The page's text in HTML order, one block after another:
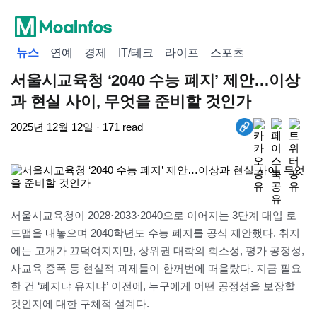
뉴스 연예 경제 IT/테크 라이프 스포츠
서울시교육청 ‘2040 수능 폐지’ 제안…이상
과 현실 사이, 무엇을 준비할 것인가
2025년 12월 12일 · 171 read
서울시교육청이 2028·2033·2040으로 이어지는 3단계 대입 로
드맵을 내놓으며 2040학년도 수능 폐지를 공식 제안했다. 취지
에는 고개가 끄덕여지지만, 상위권 대학의 희소성, 평가 공정성,
사교육 증폭 등 현실적 과제들이 한꺼번에 떠올랐다. 지금 필요
한 건 ‘폐지냐 유지냐’ 이전에, 누구에게 어떤 공정성을 보장할
것인지에 대한 구체적 설계다.